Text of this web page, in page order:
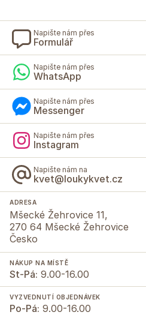
Napište nám přes
Formulář
Napište nám přes
WhatsApp
Napište nám přes
Messenger
Napište nám přes
Instagram
Napište nám na
kvet@loukykvet.cz
ADRESA
Mšecké Žehrovice 11,
270 64 Mšecké Žehrovice
Česko
NÁKUP NA MÍSTĚ
St-Pá: 9.00-16.00
VYZVEDNUTÍ OBJEDNÁVEK
Po-Pá: 9.00-16.00